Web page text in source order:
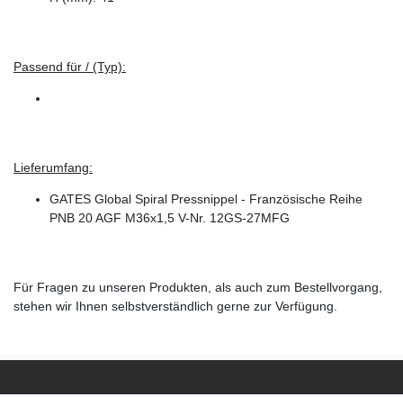
Passend für / (Typ):
Lieferumfang:
GATES Global Spiral Pressnippel - Französische Reihe
PNB 20 AGF M36x1,5 V-Nr. 12GS-27MFG
Für Fragen zu unseren Produkten, als auch zum Bestellvorgang,
stehen wir Ihnen selbstverständlich gerne zur Verfügung.